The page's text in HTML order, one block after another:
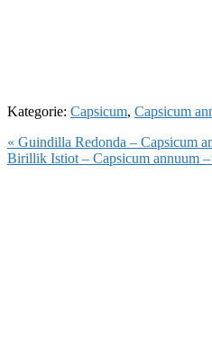
Kategorie: Capsicum, Capsicum
Vorheriger
Beitrag:
« Guindilla Redonda – Capsicum
Nächster
Birillik Istiot – Capsicum annuum –